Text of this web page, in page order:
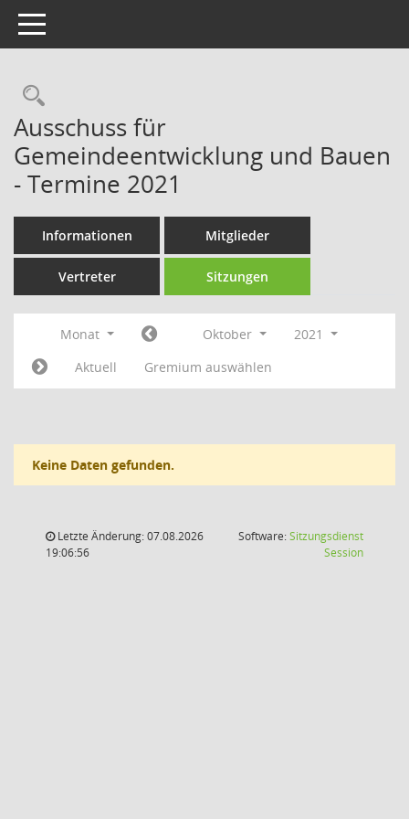
Toggle navigation
Rechercheauswahl
Ausschuss für
Gemeindeentwicklung und Bauen
- Termine 2021
Informationen Mitglieder
Vertreter Sitzungen
Monat Oktober
2021
Aktuell
Gremium auswählen
Keine Daten gefunden.
Letzte Änderung: 07.08.2026
19:06:56
Software:Sitzungsdienst
Session(Wird in